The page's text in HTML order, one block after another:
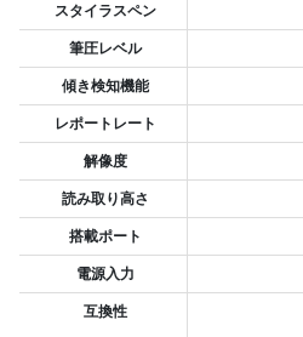
スタイラスペン
筆圧レベル
傾き検知機能
レポートレート
解像度
読み取り高さ
搭載ポート
電源入力
互換性